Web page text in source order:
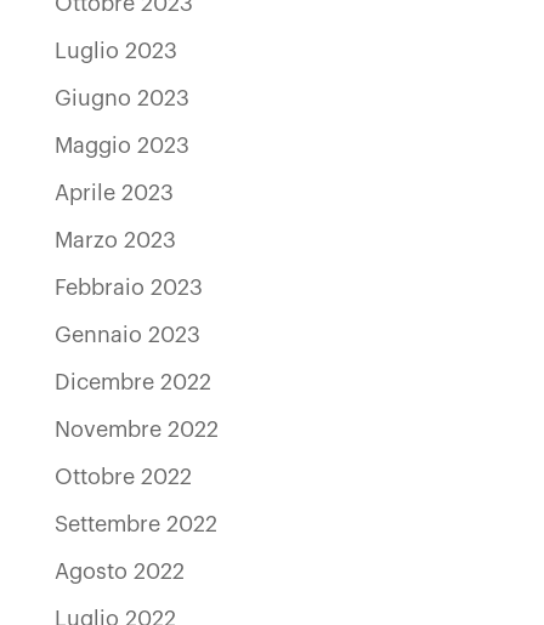
Luglio 2023
Giugno 2023
Maggio 2023
Aprile 2023
Marzo 2023
Febbraio 2023
Gennaio 2023
Dicembre 2022
Novembre 2022
Ottobre 2022
Settembre 2022
Agosto 2022
Luglio 2022